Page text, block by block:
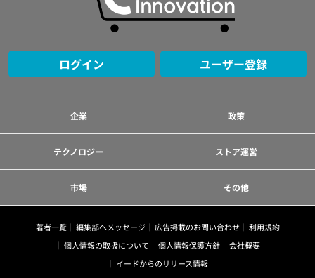
ログイン ユーザー登録
企業 政策
テクノロジー ストア運営
市場 その他
著者一覧 編集部へメッセージ 広告掲載のお問い合わせ
利用規約
個人情報の取扱について
個人情報保護方針
会社概要
イードからのリリース情報